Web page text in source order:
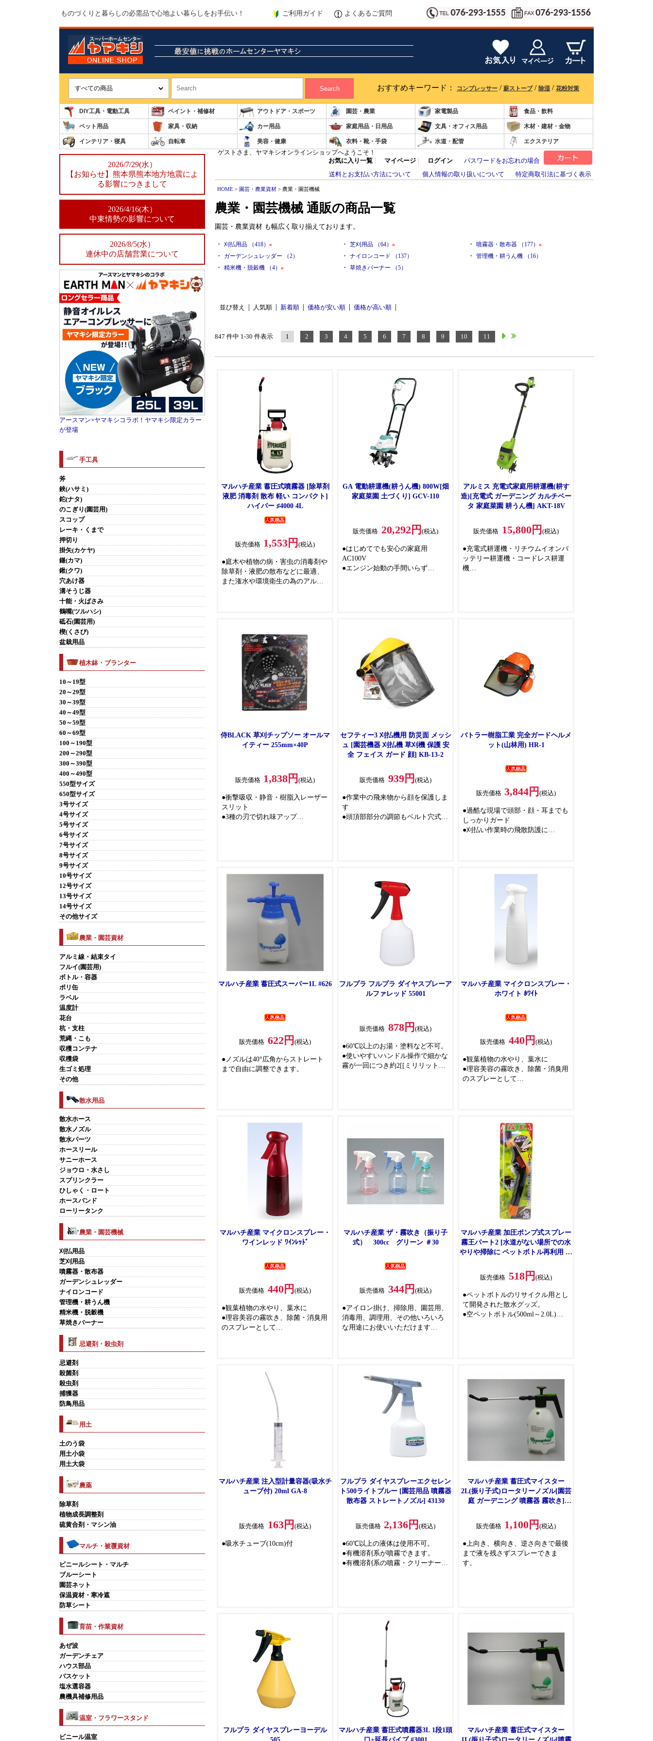
ものづくりと暮らしの必需品で心地よい暮らしをお手伝い！ ご利用ガイド よくあるご質問
Search おすすめキーワード： コンプレッサー / 薪ストーブ/ 除湿 / 花粉対策
DIY工具・電動工具 ペイント・補修材 アウトドア・スポーツ 園芸・農業 家電製品 食品・飲料
ペット用品 家具・収納 カー用品 家庭用品・日用品 文具・オフィス用品 木材・建材・金物
インテリア・寝具 自転車 美容・健康 衣料・靴・手袋 水道・配管 エクステリア
2026/7/29(水）
【お知らせ】熊本県熊本地方地震によ
る影響につきまして
2026/4/16(木）
中東情勢の影響について
2026/8/5(水）
連休中の店舗営業について
アースマン×ヤマキシコラボ！ヤマキシ限定カラー
が登場
手工具
斧
鋏(ハサミ)
鉈(ナタ)
のこぎり(園芸用)
スコップ
レーキ・くまで
押切り
掛矢(カケヤ)
鎌(カマ)
鍬(クワ)
穴あけ器
溝そうじ器
十能・火ばさみ
鶴嘴(ツルハシ)
砥石(園芸用)
楔(くさび)
盆栽用品
植木鉢・プランター
10～19型
20～29型
30～39型
40～49型
50～59型
60～69型
100～190型
200～290型
300～390型
400～490型
550型サイズ
650型サイズ
3号サイズ
4号サイズ
5号サイズ
6号サイズ
7号サイズ
8号サイズ
9号サイズ
10号サイズ
12号サイズ
13号サイズ
14号サイズ
その他サイズ
農業・園芸資材
アルミ線・結束タイ
フルイ(園芸用)
ボトル・容器
ポリ缶
ラベル
温度計
花台
杭・支柱
荒縄・こも
収穫コンテナ
収穫袋
生ゴミ処理
その他
散水用品
散水ホース
散水ノズル
散水パーツ
ホースリール
サニーホース
ジョウロ・水さし
スプリンクラー
ひしゃく・ロート
ホースバンド
ローリータンク
農業・園芸機械
刈払用品
芝刈用品
噴霧器・散布器
ガーデンシュレッダー
ナイロンコード
管理機・耕うん機
精米機・脱穀機
草焼きバーナー
忌避剤・殺虫剤
忌避剤
殺菌剤
殺虫剤
捕獲器
防鳥用品
用土
土のう袋
用土小袋
用土大袋
農薬
除草剤
植物成長調整剤
硫黄合剤・マシン油
マルチ・被覆資材
ビニールシート・マルチ
ブルーシート
園芸ネット
保温資材・寒冷遮
防草シート
育苗・作業資材
あぜ波
ガーデンチェア
ハウス部品
バスケット
塩水選容器
農機具補修用品
温室・フラワースタンド
ビニール温室
ゲストさま、ヤマキシオンラインショップへようこそ！
お気に入り一覧
マイページ ログイン
パスワードをお忘れの場合
送料とお支払い方法について
個人情報の取り扱いについて 特定商取引法に基づく表示
HOME > 園芸・農業資材 > 農業・園芸機械
農業・園芸機械 通販の商品一覧
園芸・農業資材 も幅広く取り揃えております。
・ 刈払用品 （418） » ・ 芝刈用品 （64） » ・ 噴霧器・散布器 （177） »
・ ガーデンシュレッダー （2） ・ ナイロンコード （137） ・ 管理機・耕うん機 （16）
・ 精米機・脱穀機 （4） » ・ 草焼きバーナー （5）
並び替え 人気順 新着順 価格が安い順 価格が高い順
847 件中 1-30 件表示 1 2 3 4 5 6 7 8 9 10 11
マルハチ産業 蓄圧式噴霧器 [除草剤
液肥 消毒剤 散布 軽い コンパクト]
ハイパー ♯4000 4L
販売価格 1,553円(税込)
●庭木や植物の病・害虫の消毒剤や
除草剤・液肥の散布などに最適、
また潅水や環境衛生の為のアルコ
全弁付き
●ノズルパイプは軽くて丈夫なグラ
スファイバーを使用
●軽くてコンパクト!散布中の移動
や収納もラクラク
●マシン油剤・石灰硫黄合剤にも使
GA 電動耕運機(耕うん機) 800W[畑
家庭菜園 土づくり] GCV-110
販売価格 20,292円 (税込)
●はじめてでも安心の家庭用
AC100V
●エンジン始動の手間いらず
アルミス 充電式家庭用耕運機(耕す
造)[充電式 ガーデニング カルチベー
タ 家庭菜園 耕うん機] AKT-18V
販売価格 15,800円 (税込)
●充電式耕運機・リチウムイオンバ
ッテリー耕運機・コードレス耕運
機
●軽量コンパクトで車載も可
●安心の一年保証
侍BLACK 草刈チップソー オールマ
イティー 255mm×40P
販売価格 1,838円(税込)
●衝撃吸収・静音・樹脂入レーザー
スリット
●3種の刃で切れ味アップ
セフティー3 刈払機用 防災面 メッシ
ュ [園芸機器 刈払機 草刈機 保護 安
全 フェイス ガード 顔] KB-13-2
販売価格 939円 (税込)
●作業中の飛来物から顔を保護しま
す
●頭頂部部分の調節もベルト穴式で
●刈払作業を涼しく快適に行えます
バトラー樹脂工業 完全ガードヘルメ
ット(山林用) HR-1
販売価格 3,844円(税込)
●過酷な現場で頭部・顔・耳までも
しっかりガード
●刈払い作業時の飛散防護に
耳部、フェイスガードで顔面を守
マルハチ産業 蓄圧式スーパー1L #626
販売価格 622円 (税込)
●ノズルは40°広角からストレート
まで自由に調整できます。
フルプラ フルプラ ダイヤスプレーア
ルファレッド 55001
販売価格 878円 (税込)
●60℃以上のお湯・塗料など不可。
●使いやすいハンドル操作で細かな
霧が一回につき約2[[ミリリット
マルハチ産業 マイクロンスプレー・
ホワイト ﾎﾜｲﾄ
販売価格 440円 (税込)
●観葉植物の水やり、葉水に
●理容美容の霧吹き、除菌・消臭用
のスプレーとして
して噴霧できる特殊なトリガーを
採用しています
●一回のレバー操作で約1.6mlの噴
●ふんわりとしたミストが長続きし
●レバー操作1回で約3秒間、連続5
回で10秒間ミストが持続噴霧しま
マルハチ産業 マイクロンスプレー・
ワインレッド ﾜｲﾝﾚｯﾄﾞ
販売価格 440円 (税込)
●観葉植物の水やり、葉水に
●理容美容の霧吹き、除菌・消臭用
のスプレーとして
して噴霧できる特殊なトリガーを
採用しています
●一回のレバー操作で約1.6mlの噴
●ふんわりとしたミストが長続きし
●レバー操作1回で約3秒間、連続5
回で10秒間ミストが持続噴霧しま
マルハチ産業 ザ・霧吹き（振り子
式） 300cc グリーン ＃30
販売価格 344円 (税込)
●アイロン掛け、掃除用、園芸用、
消毒用、調理用、その他いろいろ
な用途にお使いいただけます
し、無水エタノールの場合80％以
下にうすめてください。）
マルハチ産業 加圧ポンプ式スプレー
霧王パート2 [水道がない場所での水
やりや掃除に ペットボトル再利用 逆
販売価格 518円 (税込)
●ペットボトルのリサイクル用とし
て開発された散水グッズ。
●空ペットボトル(500ml～2.0L)を
マルハチ産業 注入型計量容器(吸水チ
ューブ付) 20ml GA-8
販売価格 163円 (税込)
●吸水チューブ(10cm)付
フルプラ ダイヤスプレーエクセレン
ト500ライトブルー [園芸用品 噴霧器
散布器 ストレートノズル] 43130
販売価格 2,136円(税込)
●60℃以上の液体は使用不可。
●有機溶剤系が噴霧できます。
●有機溶剤系の噴霧・クリーナー・
マルハチ産業 蓄圧式マイスター
2L(振り子式)ロータリーノズル[園芸
庭 ガーデニング 噴霧器 霧吹き]
販売価格 1,100円(税込)
●上向き、横向き、逆さ向きで最後
まで液を残さずスプレーできま
す。
フルプラ ダイヤスプレーヨーデル
マルハチ産業 蓄圧式噴霧器3L 1段1頭
マルハチ産業 蓄圧式マイスター